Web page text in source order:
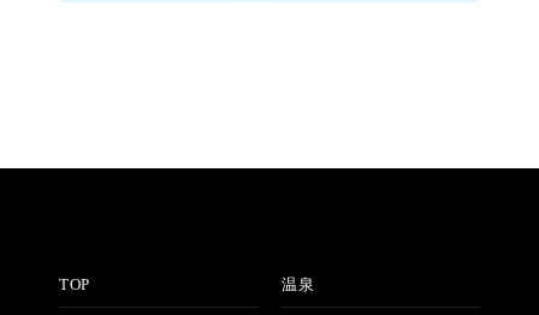
TOP 温泉